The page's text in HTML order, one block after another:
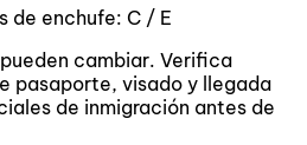
de enchufe: C / E
cambiar. Verifica
pasaporte, visado y llegada
de inmigración antes de